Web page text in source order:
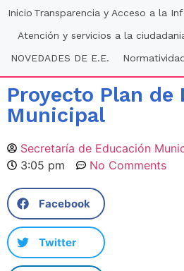
Inicio Transparencia y Acceso a la
Atención y servicios a la
NOVEDADES DE E.E.
Proyecto Plan de
Municipal
Secretaría de Educación
3:05 pm
No Comments
Facebook
Twitter